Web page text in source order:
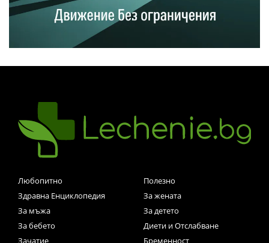
Любопитно
Полезно
Здравна Енциклопедия
За жената
За мъжа
За детето
За бебето
Диети и Отслабване
Зачатие
Бременност